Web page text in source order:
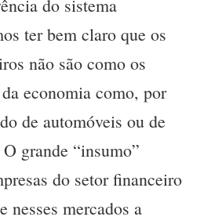
do sistema
ter bem claro que os
não são como os
economia como, por
de automóveis ou de
grande “insumo”
do setor financeiro
nesses mercados a